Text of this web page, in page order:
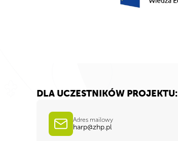
DLA UCZESTNIKÓW PROJEKTU:
Adres mailowy
harp@zhp.pl